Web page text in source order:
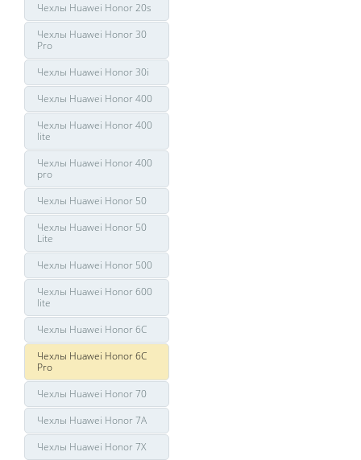
Чехлы Huawei Honor 20s
Чехлы Huawei Honor 30
Pro
Чехлы Huawei Honor 30i
Чехлы Huawei Honor 400
Чехлы Huawei Honor 400
lite
Чехлы Huawei Honor 400
pro
Чехлы Huawei Honor 50
Чехлы Huawei Honor 50
Lite
Чехлы Huawei Honor 500
Чехлы Huawei Honor 600
lite
Чехлы Huawei Honor 6C
Чехлы Huawei Honor 6C
Pro
Чехлы Huawei Honor 70
Чехлы Huawei Honor 7A
Чехлы Huawei Honor 7X